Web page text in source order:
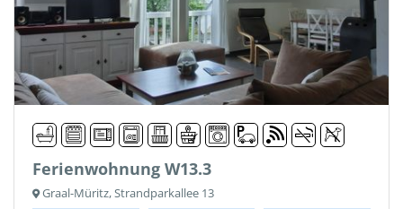
Ferienwohnung W13.3
Graal-Müritz, Strandparkallee 13